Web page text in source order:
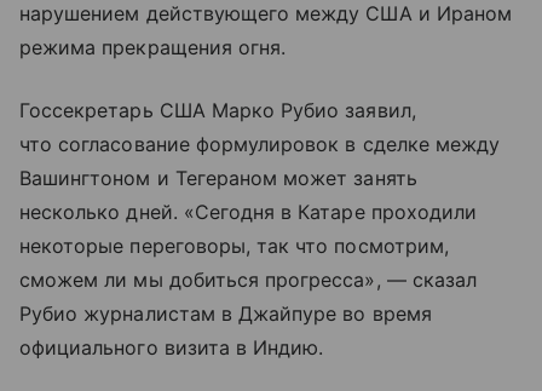
нарушением действующего между США и Ираном
режима прекращения огня.
Госсекретарь США Марко Рубио заявил,
что согласование формулировок в сделке между
Вашингтоном и Тегераном может занять
несколько дней. «Сегодня в Катаре проходили
некоторые переговоры, так что посмотрим,
сможем ли мы добиться прогресса», — сказал
Рубио журналистам в Джайпуре во время
официального визита в Индию.